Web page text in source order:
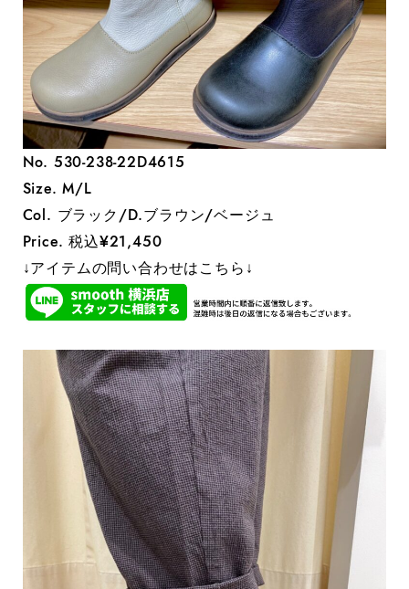
No. 530-238-22D4615
Size. M/L
Col. ブラック/D.ブラウン/ベージュ
Price. 税込¥21,450
↓アイテムの問い合わせはこちら↓